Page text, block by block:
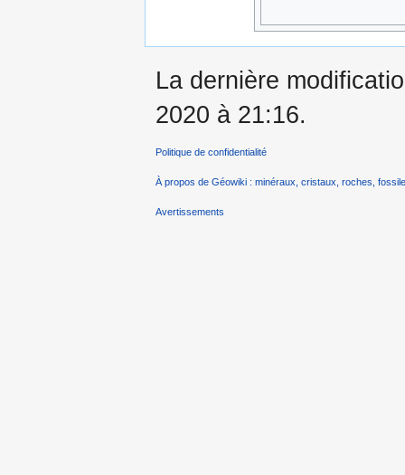
La dernière
2020 à 21:16.
Politique de confidentialité
À propos de Géowiki : minéraux, cristaux, roches,
Avertissements